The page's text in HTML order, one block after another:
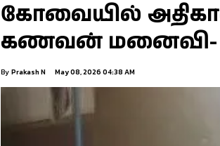
கோவையில்
கணவன் மனைவி-
By Prakash N May 08, 2026 04:38 AM